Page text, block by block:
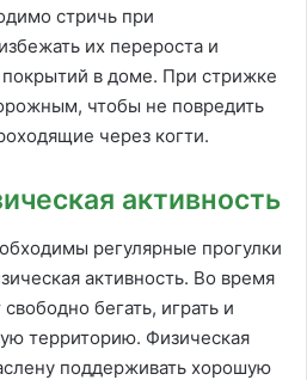
стричь при
их перероста и
в доме. При стрижке
чтобы не повредить
через когти.
активность
регулярные прогулки
активность. Во время
бегать, играть и
территорию. Физическая
поддерживать хорошую